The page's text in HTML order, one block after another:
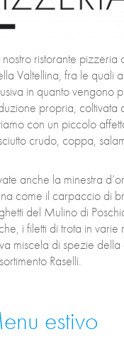
ristorante pizzeria
Valtellina, fra le quali
in quanto vengono
propria,
con un piccolo
crudo, coppa,
anche la minestra
come il carpaccio di
del Mulino di
i filetti di trota in
miscela di spezie
Raselli.
estivo